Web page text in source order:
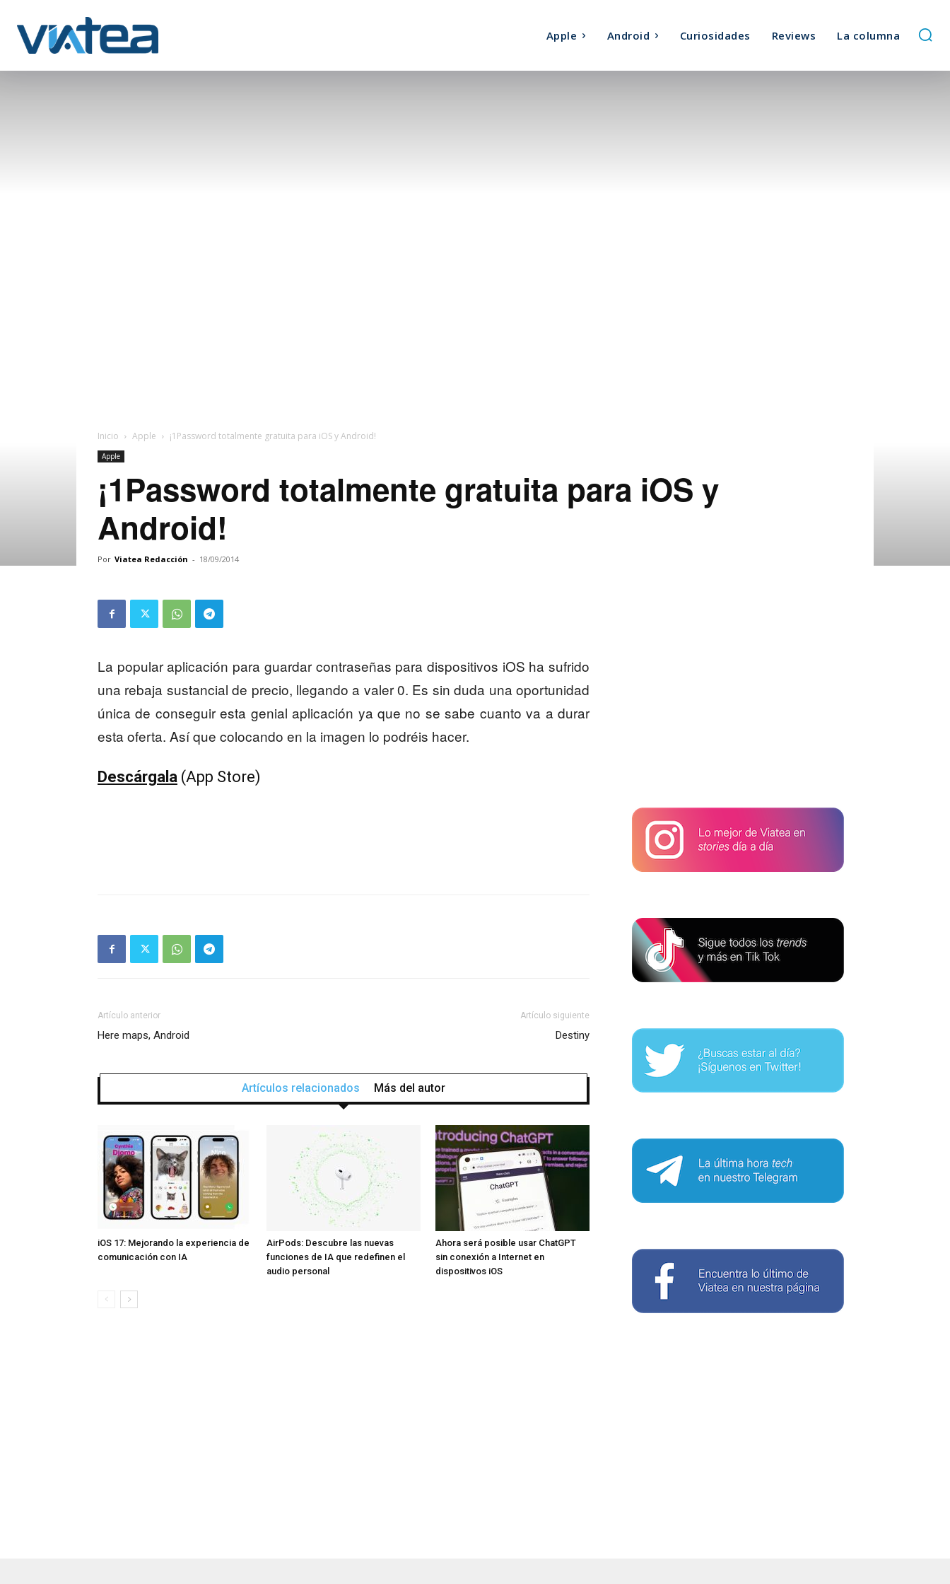
Apple Android Curiosidades Reviews La columna
Inicio Apple ¡1Password totalmente gratuita para iOS y Android!
Apple
¡1Password totalmente gratuita para iOS y
Android!
Por Viatea Redacción - 18/09/2014
La popular aplicación para guardar contraseñas para dispositivos iOS ha sufrido
una rebaja sustancial de precio, llegando a valer 0. Es sin duda una oportunidad
única de conseguir esta genial aplicación ya que no se sabe cuanto va a durar
esta oferta. Así que colocando en la imagen lo podréis hacer.
Descárgala (App Store)
Artículo anterior
Here maps, Android
Artículo siguiente
Destiny
Artículos relacionados Más del autor
iOS 17: Mejorando la experiencia de
comunicación con IA
AirPods: Descubre las nuevas
funciones de IA que redefinen el
audio personal
Ahora será posible usar ChatGPT
sin conexión a Internet en
dispositivos iOS